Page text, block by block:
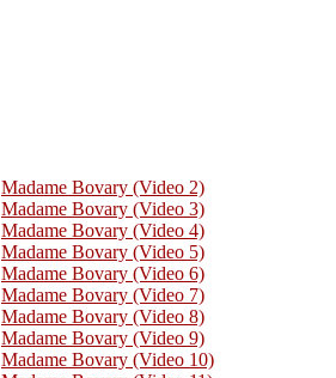
Madame Bovary (Video 2)
Madame Bovary (Video 3)
Madame Bovary (Video 4)
Madame Bovary (Video 5)
Madame Bovary (Video 6)
Madame Bovary (Video 7)
Madame Bovary (Video 8)
Madame Bovary (Video 9)
Madame Bovary (Video 10)